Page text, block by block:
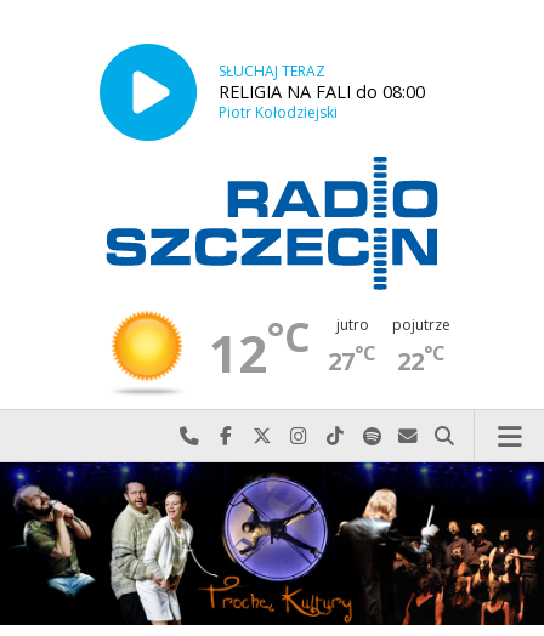
SŁUCHAJ TERAZ
RELIGIA NA FALI do 08:00
Piotr Kołodziejski
12°C jutro
27°C
pojutrze
22°C
Najlepiej po prostu do nas zadzwoń
Odwiedź nas na Facebook-u
Odwiedź nas na X
Odwiedź nas na Instagram-ie
Odwiedź nas na TikTok-u
Szukaj nas na Spotify
Wyślij do nas
Szukaj